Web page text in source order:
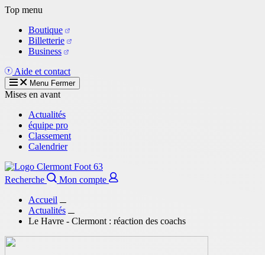
Aller
contenu
principal
Top menu
Boutique
Billetterie
Business
Aide et contact
Menu Fermer
Mises en avant
Actualités
équipe pro
Classement
Calendrier
Recherche
Mon compte
Accueil
Actualités
Le Havre - Clermont : réaction des coachs